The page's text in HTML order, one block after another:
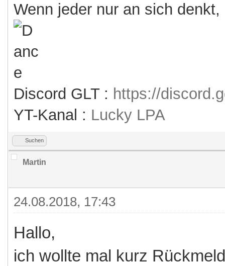
Wenn jeder nur an sich
Discord GLT : https://
YT-Kanal : Lucky LPA
Suchen
Martin
24.08.2018, 17:43
Hallo,
ich wollte mal kurz